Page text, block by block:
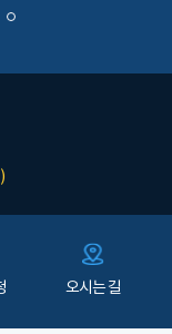
오시는 길